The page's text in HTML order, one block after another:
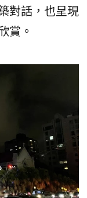
對話，也呈現
賞。